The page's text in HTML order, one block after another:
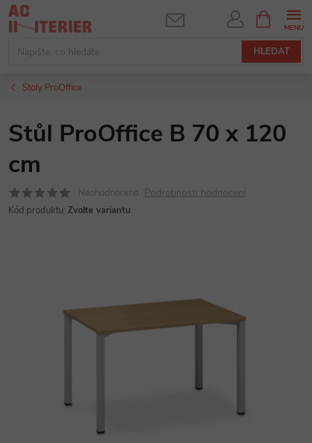
Přejít
na
HLEDAT
NÁKUPNÍ
KOŠÍK
Stoly ProOffice
Stůl ProOffice B 70 x 120
cm
Neohodnoceno Podrobnosti hodnocení
Kód produktu: Zvolte variantu